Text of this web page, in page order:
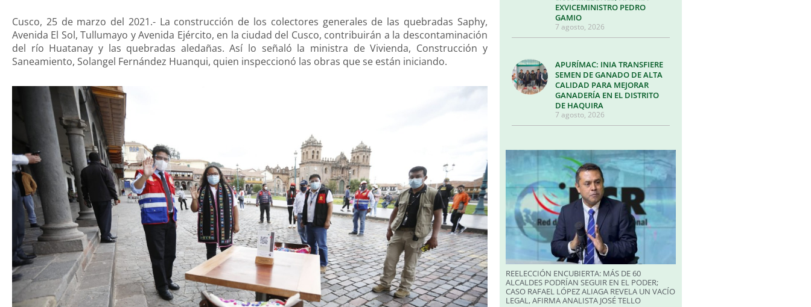
Cusco, 25 de marzo del 2021.- La construcción de los colectores generales de las quebradas Saphy,
Avenida El Sol, Tullumayo y Avenida Ejército, en la ciudad del Cusco, contribuirán a la descontaminación
del río Huatanay y las quebradas aledañas. Así lo señaló la ministra de Vivienda, Construcción y
Saneamiento, Solangel Fernández Huanqui, quien inspeccionó las obras que se están iniciando.
EXVICEMINISTRO PEDRO
GAMIO
7 agosto, 2026
APURÍMAC: INIA TRANSFIERE
SEMEN DE GANADO DE ALTA
CALIDAD PARA MEJORAR
GANADERÍA EN EL DISTRITO
DE HAQUIRA
7 agosto, 2026
REELECCIÓN ENCUBIERTA: MÁS DE 60
ALCALDES PODRÍAN SEGUIR EN EL PODER;
CASO RAFAEL LÓPEZ ALIAGA REVELA UN VACÍO
LEGAL, AFIRMA ANALISTA JOSÉ TELLO